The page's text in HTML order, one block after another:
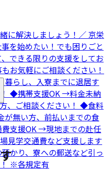
に解決しましょう！／ 京栄
を始めたい！でも困りごと
できる限りの支援をしてお
お気軽にご相談ください！
らし、入寮までに退居す
◆携帯支援OK →料金未納
、ご相談ください！ ◆食料
無い方、前払いまでの食
支援OK →現地までの赴任
見学交通費など支援します
かり、寮への郵送など引っ
※各規定有